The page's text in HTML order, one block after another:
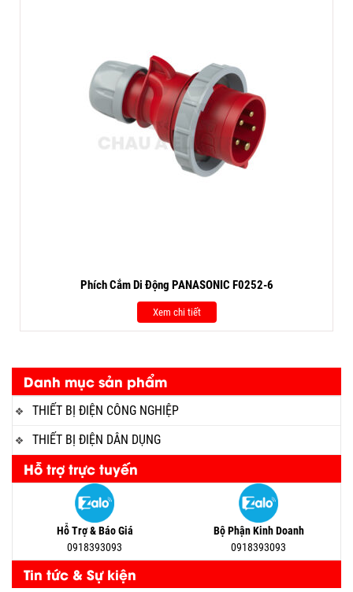
Danh mục sản phẩm
THIẾT BỊ ĐIỆN CÔNG NGHIỆP
THIẾT BỊ ĐIỆN DÂN DỤNG
Hỗ trợ trực tuyến
Hỗ Trợ & Báo Giá
0918393093
Bộ Phận Kinh Doanh
0918393093
Tin tức & Sự kiện
Phích Cắm Di Động PANASONIC F0252-6
Xem chi tiết